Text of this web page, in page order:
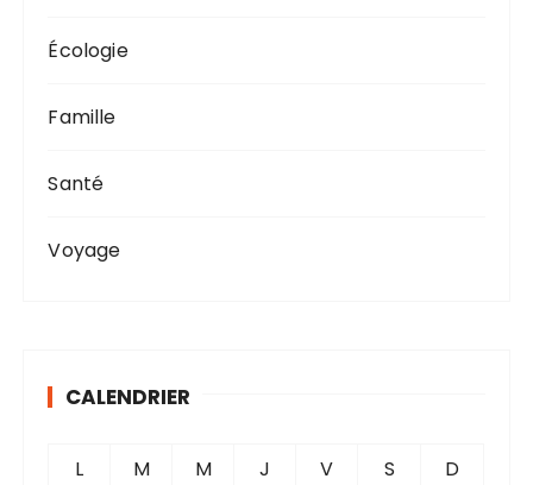
Écologie
Famille
Santé
Voyage
CALENDRIER
L M M J V S
D